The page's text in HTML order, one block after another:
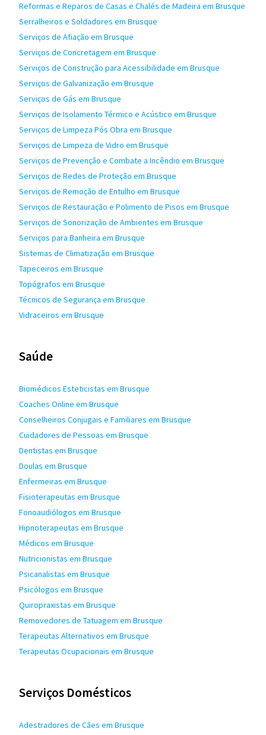
Reformas e Reparos de Casas e Chalés de Madeira em Brusque
Serralheiros e Soldadores em Brusque
Serviços de Afiação em Brusque
Serviços de Concretagem em Brusque
Serviços de Construção para Acessibilidade em Brusque
Serviços de Galvanização em Brusque
Serviços de Gás em Brusque
Serviços de Isolamento Térmico e Acústico em Brusque
Serviços de Limpeza Pós Obra em Brusque
Serviços de Limpeza de Vidro em Brusque
Serviços de Prevenção e Combate a Incêndio em Brusque
Serviços de Redes de Proteção em Brusque
Serviços de Remoção de Entulho em Brusque
Serviços de Restauração e Polimento de Pisos em Brusque
Serviços de Sonorização de Ambientes em Brusque
Serviços para Banheira em Brusque
Sistemas de Climatização em Brusque
Tapeceiros em Brusque
Topógrafos em Brusque
Técnicos de Segurança em Brusque
Vidraceiros em Brusque
Saúde
Biomédicos Esteticistas em Brusque
Coaches Online em Brusque
Conselheiros Conjugais e Familiares em Brusque
Cuidadores de Pessoas em Brusque
Dentistas em Brusque
Doulas em Brusque
Enfermeiras em Brusque
Fisioterapeutas em Brusque
Fonoaudiólogos em Brusque
Hipnoterapeutas em Brusque
Médicos em Brusque
Nutricionistas em Brusque
Psicanalistas em Brusque
Psicólogos em Brusque
Quiropraxistas em Brusque
Removedores de Tatuagem em Brusque
Terapeutas Alternativos em Brusque
Terapeutas Ocupacionais em Brusque
Serviços Domésticos
Adestradores de Cães em Brusque